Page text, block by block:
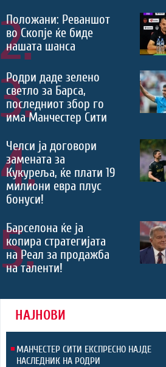
2.
Положани: Реваншот
во Скопје ќе биде
нашата шанса
3.
Родри даде зелено
светло за Барса,
последниот збор го
има Манчестер Сити
4.
Челси ја договори
замената за
Кукуреља, ќе плати 19
милиони евра плус
бонуси!
5.
Барселона ќе ја
копира стратегијата
на Реал за продажба
на таленти!
НАЈНОВИ
МАНЧЕСТЕР СИТИ ЕКСПРЕСНО НАЈДЕ
НАСЛЕДНИК НА РОДРИ